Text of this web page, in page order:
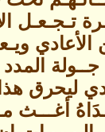
تـجـعـل
الأعادي
جــولة
ليحرق هذا
أغـــث